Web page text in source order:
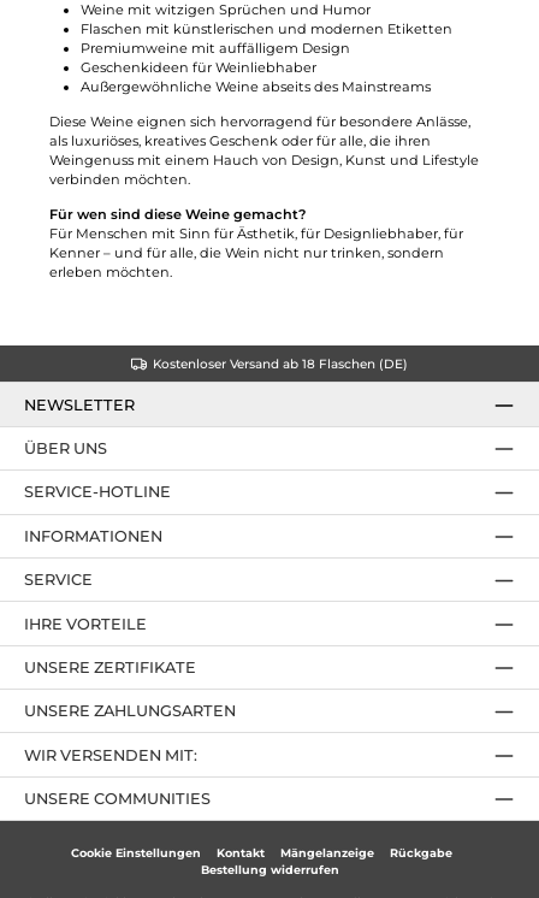
Weine mit witzigen Sprüchen und Humor
Flaschen mit künstlerischen und modernen Etiketten
Premiumweine mit auffälligem Design
Geschenkideen für Weinliebhaber
Außergewöhnliche Weine abseits des Mainstreams
Diese Weine eignen sich hervorragend für besondere Anlässe,
als luxuriöses, kreatives Geschenk oder für alle, die ihren
Weingenuss mit einem Hauch von Design, Kunst und Lifestyle
verbinden möchten.
Für wen sind diese Weine gemacht?
Für Menschen mit Sinn für Ästhetik, für Designliebhaber, für
Kenner – und für alle, die Wein nicht nur trinken, sondern
erleben möchten.
Kostenloser Versand ab 18 Flaschen (DE)
NEWSLETTER
SERVICE-HOTLINE
IHRE VORTEILE
UNSERE ZAHLUNGSARTEN
ÜBER UNS
UNSERE ZERTIFIKATE
INFORMATIONEN
SERVICE
UNSERE COMMUNITIES
WIR VERSENDEN MIT:
Cookie Einstellungen Kontakt Mängelanzeige
Rückgabe
Bestellung widerrufen